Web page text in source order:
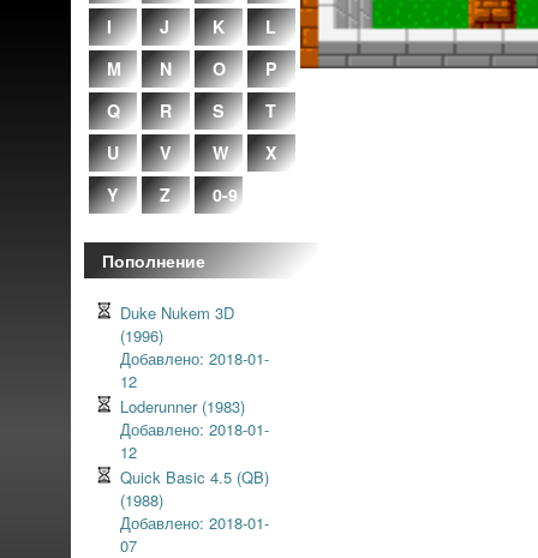
I
J K
L
M
N O
P
Q
R S
T
U
V W
X
Y
Z 0-9
Пополнение
Duke Nukem 3D
(1996)
Добавлено: 2018-01-
12
Loderunner (1983)
Добавлено: 2018-01-
12
Quick Basic 4.5 (QB)
(1988)
Добавлено: 2018-01-
07